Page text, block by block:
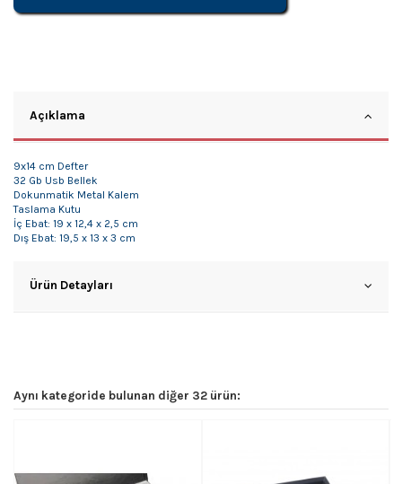
Açıklama
9x14 cm Defter
32 Gb Usb Bellek
Dokunmatik Metal Kalem
Taslama Kutu
İç Ebat: 19 x 12,4 x 2,5 cm
Dış Ebat: 19,5 x 13 x 3 cm
Ürün Detayları
Aynı kategoride bulunan diğer 32 ürün: